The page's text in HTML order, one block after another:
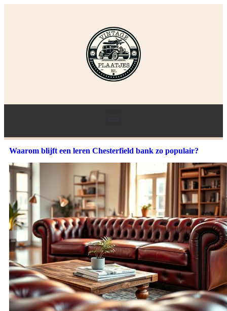
Waarom blijft een leren Chesterfield bank zo populair?